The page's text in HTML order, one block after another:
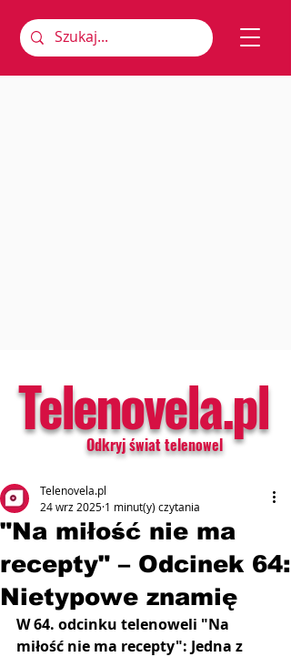
Telenovela.pl
Odkryj świat telenowel
"Na miłość nie ma
recepty" – Odcinek 64:
Nietypowe znamię
Telenovela.pl
24 wrz 2025 1 minut(y) czytania
W 64. odcinku telenoweli "Na
miłość nie ma recepty": Jedna z